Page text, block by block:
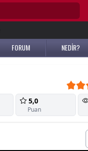
FORUM NEDİR?
5,0
Puan